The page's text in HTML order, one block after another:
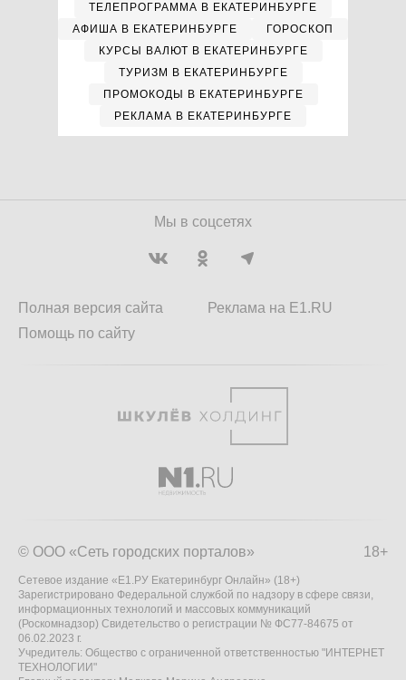
ТЕЛЕПРОГРАММА В ЕКАТЕРИНБУРГЕ
АФИША В ЕКАТЕРИНБУРГЕ
ГОРОСКОП
КУРСЫ ВАЛЮТ В ЕКАТЕРИНБУРГЕ
ТУРИЗМ В ЕКАТЕРИНБУРГЕ
ПРОМОКОДЫ В ЕКАТЕРИНБУРГЕ
РЕКЛАМА В ЕКАТЕРИНБУРГЕ
Мы в соцсетях
Полная версия сайта
Помощь по сайту
Реклама на E1.RU
18+
© ООО «Сеть городских порталов»
Сетевое издание «Е1.РУ Екатеринбург Онлайн» (18+)
Зарегистрировано Федеральной службой по надзору в сфере связи,
информационных технологий и массовых коммуникаций
(Роскомнадзор) Свидетельство о регистрации № ФС77-84675 от
06.02.2023 г.
Учредитель: Общество с ограниченной ответственностью "ИНТЕРНЕТ
ТЕХНОЛОГИИ"